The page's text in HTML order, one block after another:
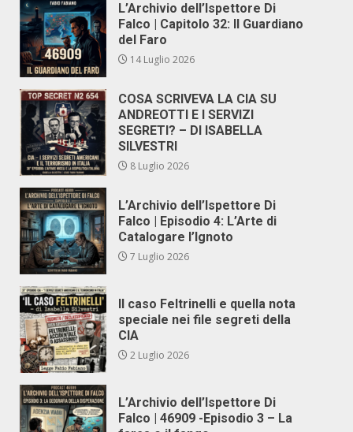
L’Archivio dell’Ispettore Di
Falco | Capitolo 32: Il Guardiano
del Faro
14 Luglio 2026
COSA SCRIVEVA LA CIA SU
ANDREOTTI E I SERVIZI
SEGRETI? – DI ISABELLA
SILVESTRI
8 Luglio 2026
L’Archivio dell’Ispettore Di
Falco | Episodio 4: L’Arte di
Catalogare l’Ignoto
7 Luglio 2026
Il caso Feltrinelli e quella nota
speciale nei file segreti della
CIA
2 Luglio 2026
L’Archivio dell’Ispettore Di
Falco | 46909 -Episodio 3 – La